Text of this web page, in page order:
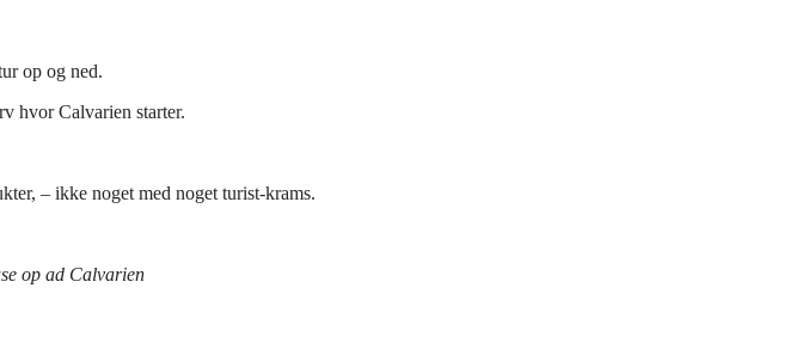
op og ned.
hvor Calvarien starter.
– ikke noget med noget turist-krams.
op ad Calvarien